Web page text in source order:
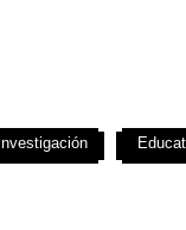
Investigación